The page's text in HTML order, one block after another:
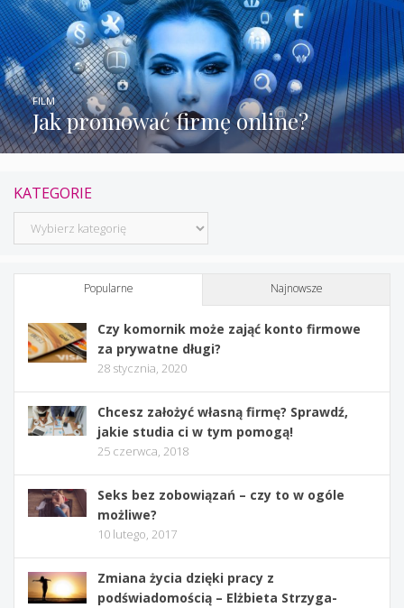
Jak promować firmę online?
FILM
KATEGORIE
Kategorie
Popularne Najnowsze
Czy komornik może zająć konto firmowe
za prywatne długi?
28 stycznia, 2020
Chcesz założyć własną firmę? Sprawdź,
jakie studia ci w tym pomogą!
25 czerwca, 2018
Seks bez zobowiązań – czy to w ogóle
możliwe?
10 lutego, 2017
Zmiana życia dzięki pracy z
podświadomością – Elżbieta Strzyga-